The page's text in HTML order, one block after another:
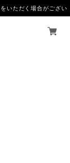
いただく場合がござい